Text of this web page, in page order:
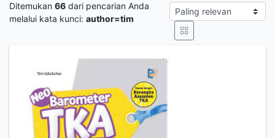
Ditemukan 66 dari pencarian Anda
melalui kata kunci: author=tim